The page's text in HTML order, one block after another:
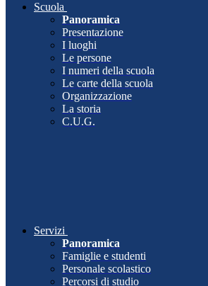
Scuola
Panoramica
Presentazione
I luoghi
Le persone
I numeri della scuola
Le carte della scuola
Organizzazione
La storia
C.U.G.
Servizi
Panoramica
Famiglie e studenti
Personale scolastico
Percorsi di studio